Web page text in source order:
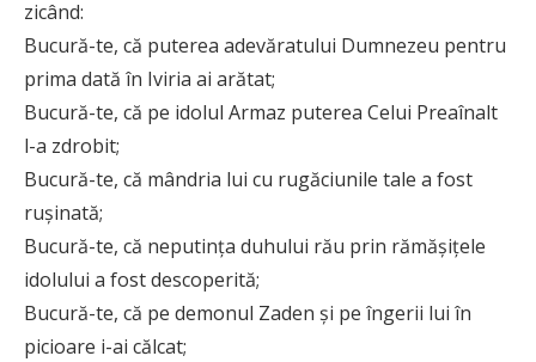
zicând:
Bucură-te, că puterea adevăratului Dumnezeu pentru
prima dată în Iviria ai arătat;
Bucură-te, că pe idolul Armaz puterea Celui Preaînalt
l-a zdrobit;
Bucură-te, că mândria lui cu rugăciunile tale a fost
rușinată;
Bucură-te, că neputința duhului rău prin rămășițele
idolului a fost descoperită;
Bucură-te, că pe demonul Zaden și pe îngerii lui în
picioare i-ai călcat;